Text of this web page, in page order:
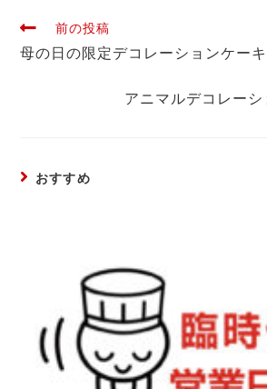
前の投稿
母の日の限定デコレーションケーキ
アニマルデコレーシ
おすすめ